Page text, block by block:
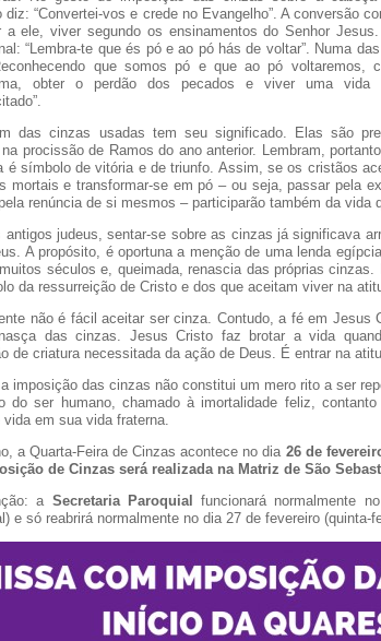
diz: “Convertei-vos e crede no Evangelho”. A conversão
a ele, viver segundo os ensinamentos do Senhor
“Lembra-te que és pó e ao pó hás de voltar”. Numa
que somos pó e que ao pó voltaremos,
obter o perdão dos pecados e viver uma vida
das cinzas usadas tem seu significado. Elas são
procissão de Ramos do ano anterior. Lembram,
é símbolo de vitória e de triunfo. Assim, se os cristãos
mortais e transformar-se em pó – ou seja, passar pela
renúncia de si mesmos – participarão também da vida
antigos judeus, sentar-se sobre as cinzas já significava
A propósito, é oportuna a menção de uma lenda
séculos e, queimada, renascia das próprias
da ressurreição de Cristo e dos que aceitam viver na
não é fácil aceitar ser cinza. Contudo, a fé em Jesus
das cinzas. Jesus Cristo faz brotar a vida
de criatura necessitada da ação de Deus. É entrar na
imposição das cinzas não constitui um mero rito a ser
do ser humano, chamado à imortalidade feliz,
vida em sua vida fraterna.
a Quarta-Feira de Cinzas acontece no dia 26 de
de Cinzas será realizada na Matriz de São
a Secretaria Paroquial
funcionará normalmente
e só reabrirá normalmente no dia 27 de fevereiro (quinta-